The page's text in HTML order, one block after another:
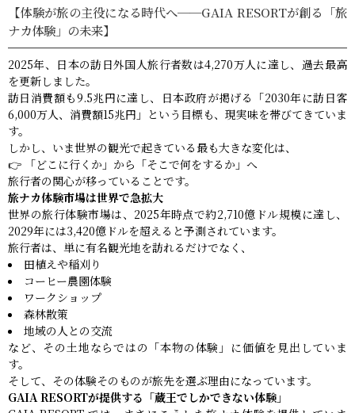
GAIA
Corporation
-
【体験が旅の主役になる時代へ──GAIA RESORTが創る「旅
ナカ体験」の未来】
2025年、日本の訪日外国人旅行者数は4,270万人に達し、過去最高
を更新しました。
訪日消費額も9.5兆円に達し、日本政府が掲げる「2030年に訪日客
6,000万人、消費額15兆円」という目標も、現実味を帯びてきていま
す。
しかし、いま世界の観光で起きている最も大きな変化は、
👉 「どこに行くか」から「そこで何をするか」へ
旅行者の関心が移っていることです。
旅ナカ体験市場は世界で急拡大
世界の旅行体験市場は、2025年時点で約2,710億ドル規模に達し、
2029年には3,420億ドルを超えると予測されています。
旅行者は、単に有名観光地を訪れるだけでなく、
田植えや稲刈り
コーヒー農園体験
ワークショップ
森林散策
地域の人との交流
など、その土地ならではの「本物の体験」に価値を見出していま
す。
そして、その体験そのものが旅先を選ぶ理由になっています。
GAIA RESORTが提供する「蔵王でしかできない体験」